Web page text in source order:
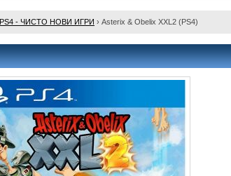
PS4 - ЧИСТО НОВИ ИГРИ › Asterix & Obelix XXL2 (PS4)